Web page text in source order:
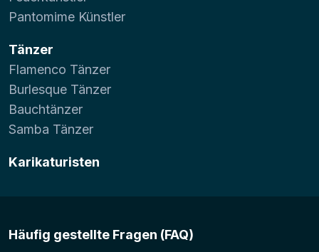
Pantomime Künstler
Tänzer
Flamenco Tänzer
Burlesque Tänzer
Bauchtänzer
Samba Tänzer
Karikaturisten
Häufig gestellte Fragen (FAQ)